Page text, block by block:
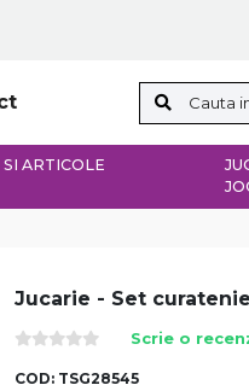
ARTICOLE
Jucarie - Set curatenie
Scrie o
COD: TSG28545